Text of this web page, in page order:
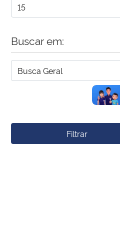
Buscar em:
Filtrar